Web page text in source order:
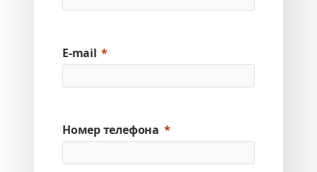
E-mail
Номер телефона